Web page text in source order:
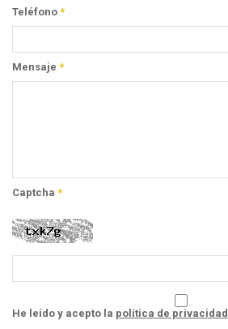
Teléfono *
Mensaje *
Captcha *
He leído y acepto la política de privacidad